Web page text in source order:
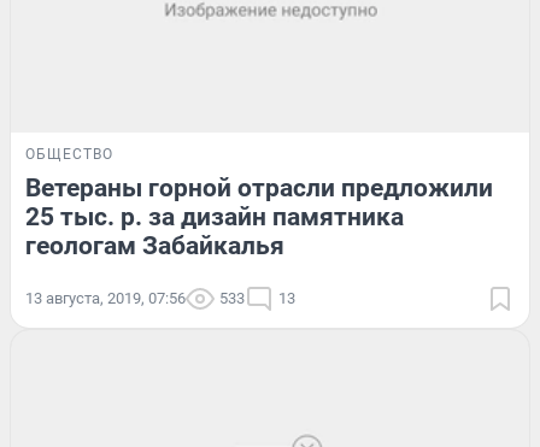
ОБЩЕСТВО
Ветераны горной отрасли предложили
25 тыс. р. за дизайн памятника
геологам Забайкалья
13 августа, 2019, 07:56 533 13